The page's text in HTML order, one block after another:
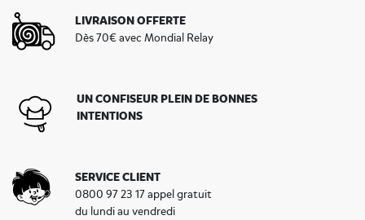
LIVRAISON OFFERTE
Dès 70€ avec Mondial Relay
UN CONFISEUR PLEIN DE BONNES
INTENTIONS
SERVICE CLIENT
0800 97 23 17 appel gratuit
du lundi au vendredi